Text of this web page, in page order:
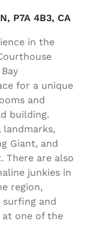
P7A 4B3, CA
in the
for a unique
and
building.
landmarks,
Giant, and
There are also
junkies in
region,
and
one of the